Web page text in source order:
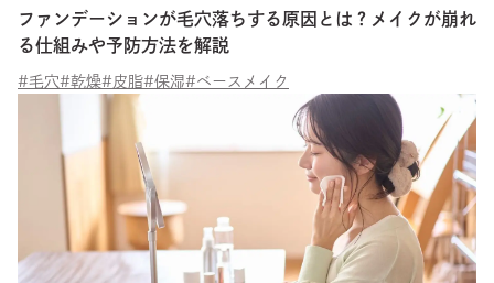
ファンデーションが毛穴落ちする原因とは？メイクが崩れ
る仕組みや予防方法を解説
#毛穴#乾燥#皮脂#保湿#ベースメイク